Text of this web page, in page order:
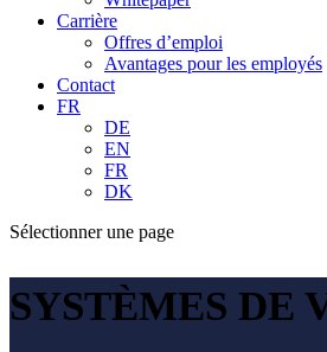
Carrière
Offres d’emploi
Avantages pour les employés
Contact
FR
DE
EN
FR
DK
Sélectionner une page
SYSTÈMES DE